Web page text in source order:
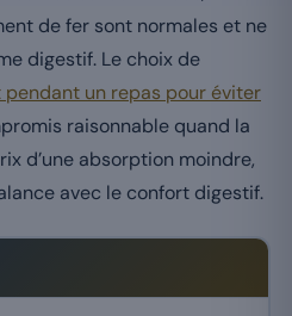
de fer sont normales et ne
digestif. Le choix de
un repas pour éviter
raisonnable quand la
d’une absorption moindre,
avec le confort digestif.
selon le type de complément